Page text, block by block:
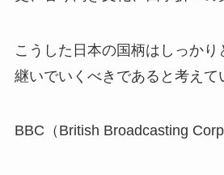
こうした日本の国柄はしっかり
継いでいくべきであると考えて
BBC（British Broadcasting